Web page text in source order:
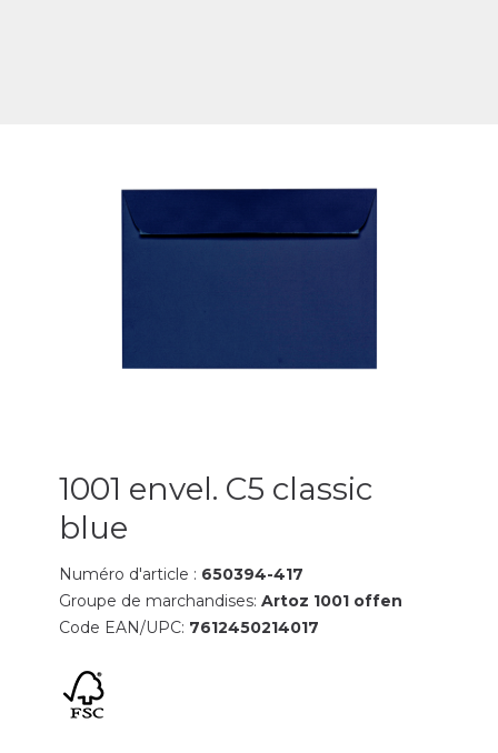
1001 envel. C5 classic
blue
Numéro d'article : 650394-417
Groupe de marchandises:Artoz 1001 offen
Code EAN/UPC: 7612450214017